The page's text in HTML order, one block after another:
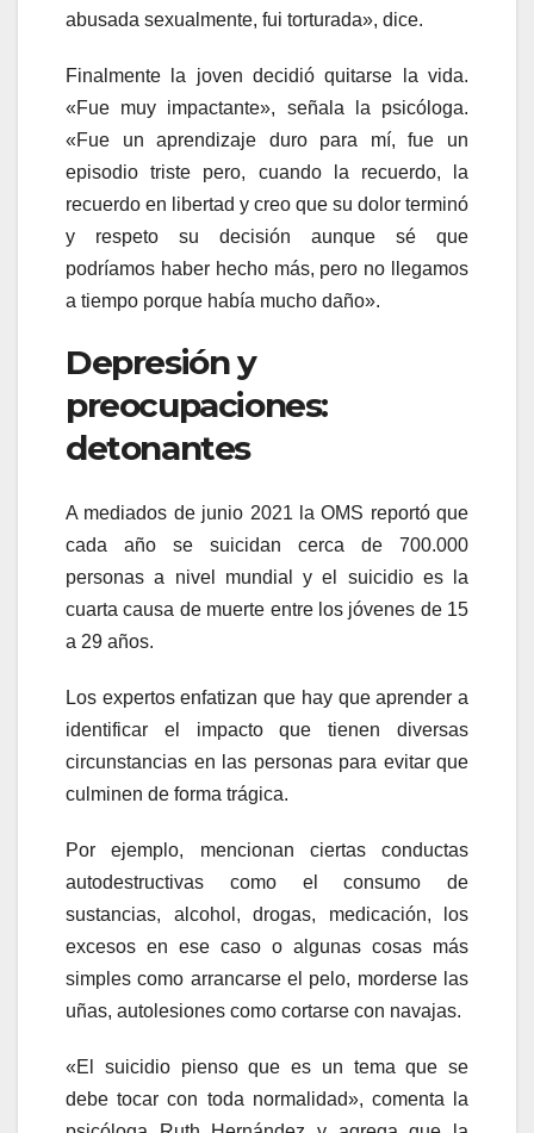
abusada sexualmente, fui torturada», dice.
Finalmente la joven decidió quitarse la vida.
«Fue muy impactante», señala la psicóloga.
«Fue un aprendizaje duro para mí, fue un
episodio triste pero, cuando la recuerdo, la
recuerdo en libertad y creo que su dolor terminó
y respeto su decisión aunque sé que
podríamos haber hecho más, pero no llegamos
a tiempo porque había mucho daño».
Depresión y
preocupaciones:
detonantes
A mediados de junio 2021 la OMS reportó que
cada año se suicidan cerca de 700.000
personas a nivel mundial y el suicidio es la
cuarta causa de muerte entre los jóvenes de 15
a 29 años.
Los expertos enfatizan que hay que aprender a
identificar el impacto que tienen diversas
circunstancias en las personas para evitar que
culminen de forma trágica.
Por ejemplo, mencionan ciertas conductas
autodestructivas como el consumo de
sustancias, alcohol, drogas, medicación, los
excesos en ese caso o algunas cosas más
simples como arrancarse el pelo, morderse las
uñas, autolesiones como cortarse con navajas.
«El suicidio pienso que es un tema que se
debe tocar con toda normalidad», comenta la